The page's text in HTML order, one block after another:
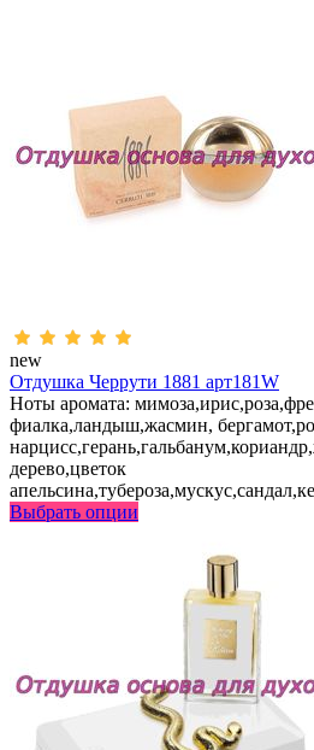
new
Отдушка Черрути 1881 арт181W
Ноты аромата:
фиалка,ландыш,жасмин,
дерево,цветок
Выбрать опции